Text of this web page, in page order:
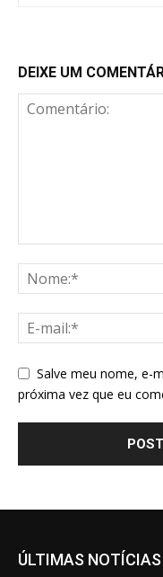
DEIXE UM
Salve meu nome, e-
próxima vez que eu
ÚLTIMAS NOTÍCIAS